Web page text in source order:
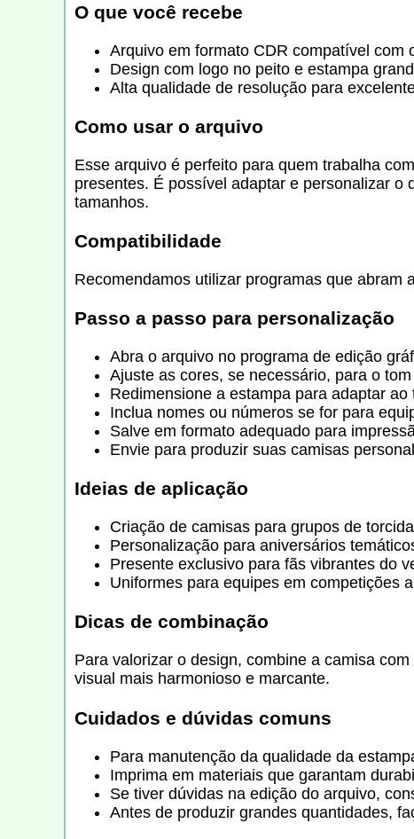
O que você recebe
Arquivo em formato CDR compatível com
Design com logo no peito e estampa
Alta qualidade de resolução para
Como usar o arquivo
Esse arquivo é perfeito para quem trabalha
presentes. É possível adaptar e personalizar
tamanhos.
Compatibilidade
Recomendamos utilizar programas que abram
Passo a passo para personalização
Abra o arquivo no programa de edição
Ajuste as cores, se necessário, para o
Redimensione a estampa para adaptar
Inclua nomes ou números se for para
Salve em formato adequado para
Envie para produzir suas camisas
Ideias de aplicação
Criação de camisas para grupos de
Personalização para aniversários
Presente exclusivo para fãs vibrantes do
Uniformes para equipes em competições
Dicas de combinação
Para valorizar o design, combine a camisa
visual mais harmonioso e marcante.
Cuidados e dúvidas comuns
Para manutenção da qualidade da
Imprima em materiais que garantam
Se tiver dúvidas na edição do arquivo,
Antes de produzir grandes quantidades,